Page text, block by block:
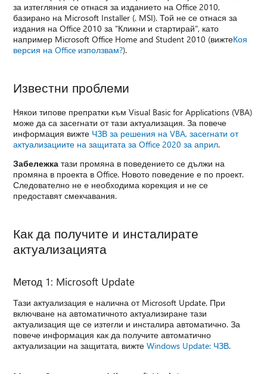
за изтегляния се отнася за изданието на Office 2010,
базирано на Microsoft Installer (. MSI). Той не се отнася за
издания на Office 2010 за "Кликни и стартирай", като
например Microsoft Office Home and Student 2010 (вижтеКоя
версия на Office използвам?).
Известни проблеми
Някои типове препратки към Visual Basic for Applications (VBA)
може да са засегнати от тази актуализация. За повече
информация вижте ЧЗВ за решения на VBA, засегнати от
актуализациите на защитата за Office 2020 за април.
Забележка тази промяна в поведението се дължи на
промяна в проекта в Office. Новото поведение е по проект.
Следователно не е необходима корекция и не се
предоставят смекчавания.
Как да получите и инсталирате
актуализацията
Метод 1: Microsoft Update
Тази актуализация е налична от Microsoft Update. При
включване на автоматичното актуализиране тази
актуализация ще се изтегли и инсталира автоматично. За
повече информация как да получите автоматично
актуализации на защитата, вижтеWindows Update: ЧЗВ.